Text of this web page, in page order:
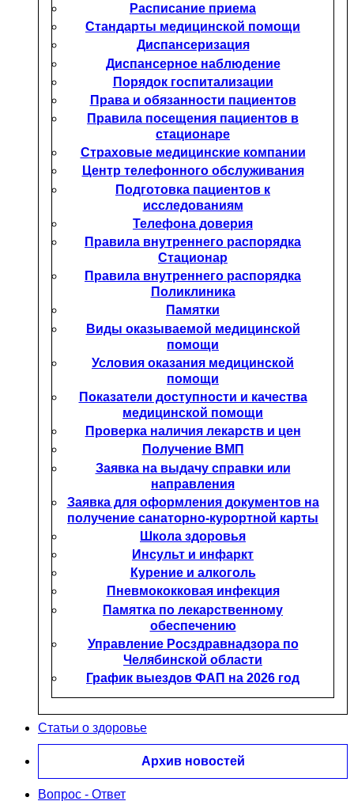
Расписание приема
Стандарты медицинской помощи
Диспансеризация
Диспансерное наблюдение
Порядок госпитализации
Права и обязанности пациентов
Правила посещения пациентов в
стационаре
Страховые медицинские компании
Центр телефонного обслуживания
Подготовка пациентов к
исследованиям
Телефона доверия
Правила внутреннего распорядка
Стационар
Правила внутреннего распорядка
Поликлиника
Памятки
Виды оказываемой медицинской
помощи
Условия оказания медицинской
помощи
Показатели доступности и качества
медицинской помощи
Проверка наличия лекарств и цен
Получение ВМП
Заявка на выдачу справки или
направления
Заявка для оформления документов на
получение санаторно-курортной карты
Школа здоровья
Инсульт и инфаркт
Курение и алкоголь
Пневмококковая инфекция
Памятка по лекарственному
обеспечению
Управление Росздравнадзора по
Челябинской области
График выездов ФАП на 2026 год
Статьи о здоровье
Архив новостей
Вопрос - Ответ